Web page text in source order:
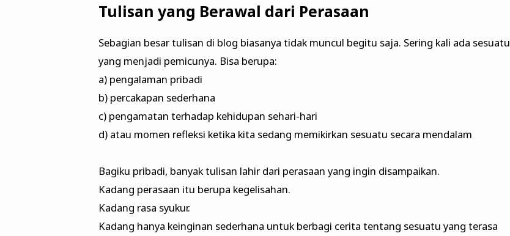
Tulisan yang Berawal dari Perasaan
Sebagian besar tulisan di blog biasanya tidak muncul begitu saja. Sering kali ada sesuatu
yang menjadi pemicunya. Bisa berupa:
a) pengalaman pribadi
b) percakapan sederhana
c) pengamatan terhadap kehidupan sehari-hari
d) atau momen refleksi ketika kita sedang memikirkan sesuatu secara mendalam
Bagiku pribadi, banyak tulisan lahir dari perasaan yang ingin disampaikan.
Kadang perasaan itu berupa kegelisahan.
Kadang rasa syukur.
Kadang hanya keinginan sederhana untuk berbagi cerita tentang sesuatu yang terasa